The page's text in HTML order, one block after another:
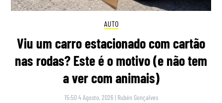
AUTO
Viu um carro estacionado com cartão
nas rodas? Este é o motivo (e não tem
a ver com animais)
15:50 4 Agosto, 2026 | Rubén Gonçalves